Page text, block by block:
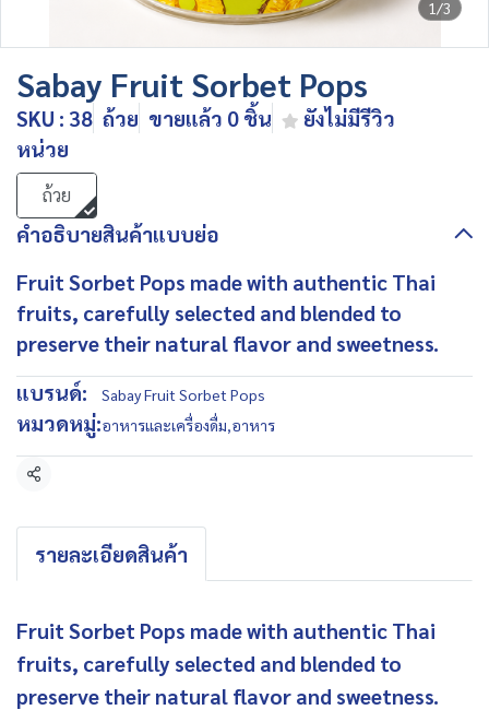
1/3
Sabay Fruit Sorbet Pops
SKU : 38 ถ้วย ขายแล้ว 0 ชิ้น
ยังไม่มีรีวิว
หน่วย
ถ้วย
คำอธิบายสินค้าแบบย่อ
Fruit Sorbet Pops made with authentic Thai
fruits, carefully selected and blended to
preserve their natural flavor and sweetness.
แบรนด์:
Sabay Fruit Sorbet Pops
หมวดหมู่:อาหารและเครื่องดื่ม,อาหาร
แชร์
รายละเอียดสินค้า
Fruit Sorbet Pops made with authentic Thai
fruits, carefully selected and blended to
preserve their natural flavor and sweetness.